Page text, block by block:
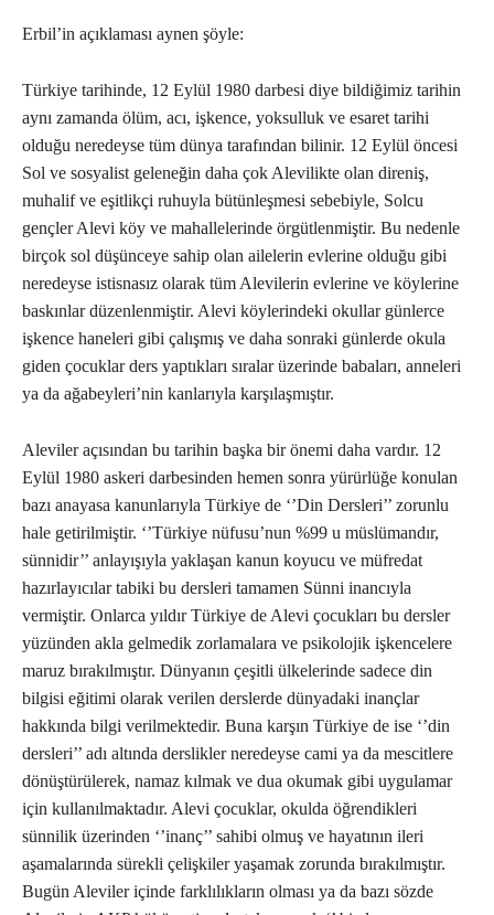
Erbil’in açıklaması aynen şöyle:
Türkiye tarihinde, 12 Eylül 1980 darbesi diye bildiğimiz tarihin
aynı zamanda ölüm, acı, işkence, yoksulluk ve esaret tarihi
olduğu neredeyse tüm dünya tarafından bilinir. 12 Eylül öncesi
Sol ve sosyalist geleneğin daha çok Alevilikte olan direniş,
muhalif ve eşitlikçi ruhuyla bütünleşmesi sebebiyle, Solcu
gençler Alevi köy ve mahallelerinde örgütlenmiştir. Bu nedenle
birçok sol düşünceye sahip olan ailelerin evlerine olduğu gibi
neredeyse istisnasız olarak tüm Alevilerin evlerine ve köylerine
baskınlar düzenlenmiştir. Alevi köylerindeki okullar günlerce
işkence haneleri gibi çalışmış ve daha sonraki günlerde okula
giden çocuklar ders yaptıkları sıralar üzerinde babaları, anneleri
ya da ağabeyleri’nin kanlarıyla karşılaşmıştır.
Aleviler açısından bu tarihin başka bir önemi daha vardır. 12
Eylül 1980 askeri darbesinden hemen sonra yürürlüğe konulan
bazı anayasa kanunlarıyla Türkiye de ‘’Din Dersleri’’ zorunlu
hale getirilmiştir. ‘’Türkiye nüfusu’nun %99 u müslümandır,
sünnidir’’ anlayışıyla yaklaşan kanun koyucu ve müfredat
hazırlayıcılar tabiki bu dersleri tamamen Sünni inancıyla
vermiştir. Onlarca yıldır Türkiye de Alevi çocukları bu dersler
yüzünden akla gelmedik zorlamalara ve psikolojik işkencelere
maruz bırakılmıştır. Dünyanın çeşitli ülkelerinde sadece din
bilgisi eğitimi olarak verilen derslerde dünyadaki inançlar
hakkında bilgi verilmektedir. Buna karşın Türkiye de ise ‘’din
dersleri’’ adı altında derslikler neredeyse cami ya da mescitlere
dönüştürülerek, namaz kılmak ve dua okumak gibi uygulamar
için kullanılmaktadır. Alevi çocuklar, okulda öğrendikleri
sünnilik üzerinden ‘’inanç’’ sahibi olmuş ve hayatının ileri
aşamalarında sürekli çelişkiler yaşamak zorunda bırakılmıştır.
Bugün Aleviler içinde farklılıkların olması ya da bazı sözde